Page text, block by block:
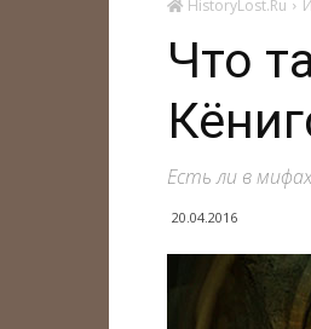
HistoryLost.Ru
Что
Есть ли в
20.04.2016